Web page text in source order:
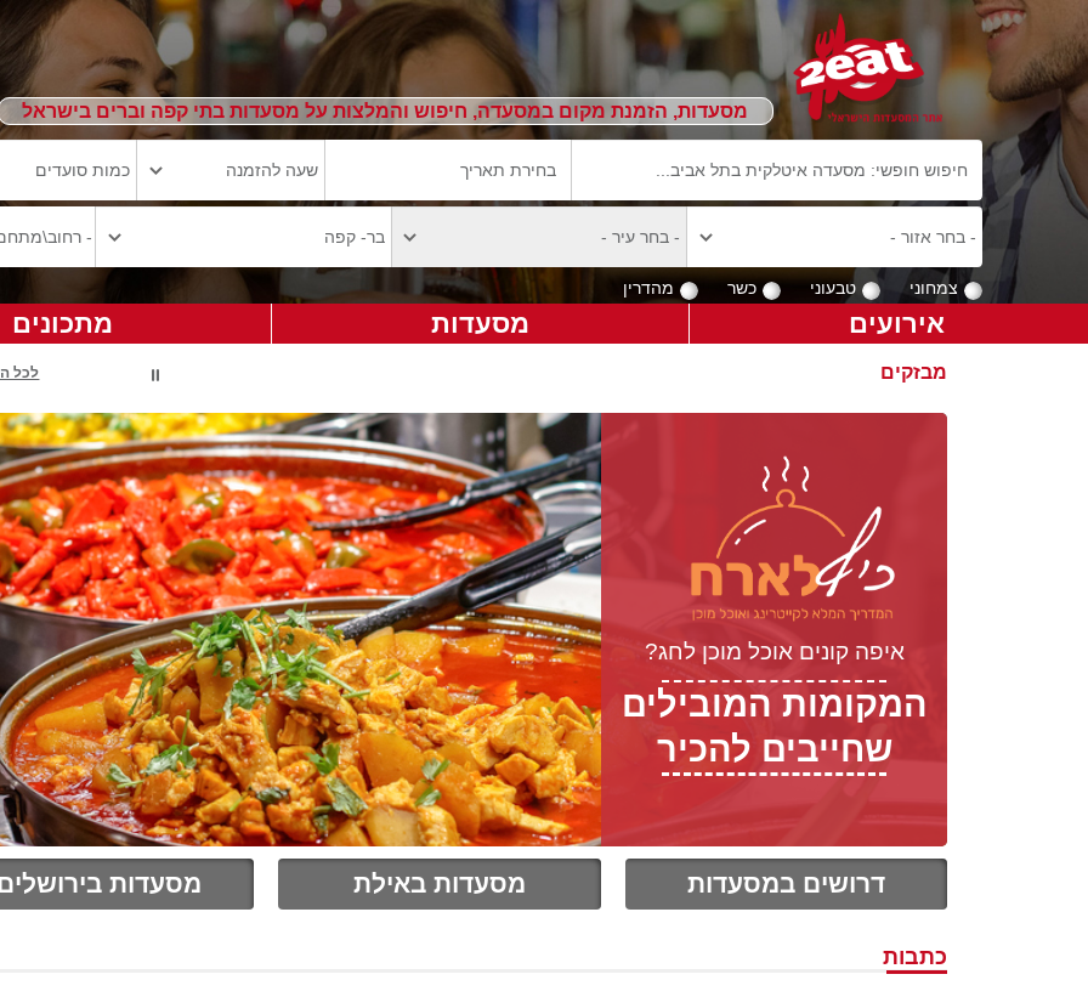
מסעדות, הזמנת מקום במסעדה, חיפוש והמלצות על מסעדות בתי קפה וברים בישראל
צמחוני טבעוני כשר מהדרין
אירועים מסעדות מתכונים
מבזקים לכל
איפה קונים אוכל מוכן לחג?
המקומות המובילים
שחייבים להכיר
דרושים במסעדות מסעדות באילת מסעדות
כתבות